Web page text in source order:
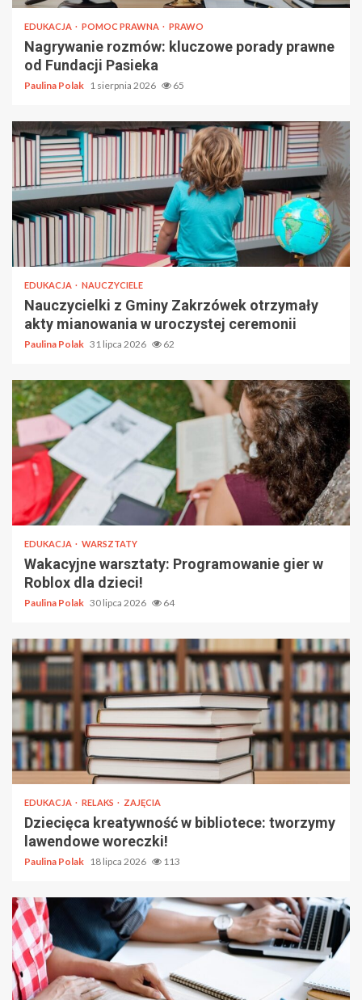
EDUKACJA POMOC PRAWNA PRAWO
Nagrywanie rozmów: kluczowe porady prawne
od Fundacji Pasieka
Paulina Polak 1 sierpnia 2026 65
EDUKACJA NAUCZYCIELE
Nauczycielki z Gminy Zakrzówek otrzymały
akty mianowania w uroczystej ceremonii
Paulina Polak 31 lipca 2026 62
EDUKACJA WARSZTATY
Wakacyjne warsztaty: Programowanie gier w
Roblox dla dzieci!
Paulina Polak 30 lipca 2026 64
EDUKACJA RELAKS ZAJĘCIA
Dziecięca kreatywność w bibliotece: tworzymy
lawendowe woreczki!
Paulina Polak 18 lipca 2026 113